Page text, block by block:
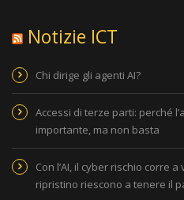
Notizie ICT
Chi dirige gli agenti AI?
Accessi di terze parti: perché
importante, ma non basta
Con l’AI, il cyber rischio corre
ripristino riescono a tenere il